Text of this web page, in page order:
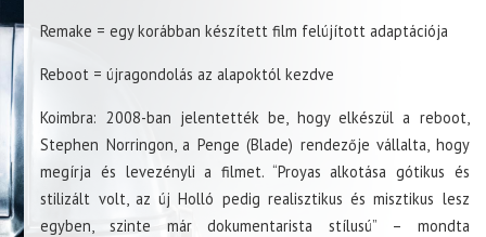
Remake = egy korábban készített film felújított adaptációja
Reboot = újragondolás az alapoktól kezdve
Koimbra: 2008-ban jelentették be, hogy elkészül a reboot,
Stephen Norringon, a Penge (Blade) rendezője vállalta, hogy
megírja és levezényli a filmet. “Proyas alkotása gótikus és
stilizált volt, az új Holló pedig realisztikus és misztikus lesz
egyben, szinte már dokumentarista stílusú” – mondta